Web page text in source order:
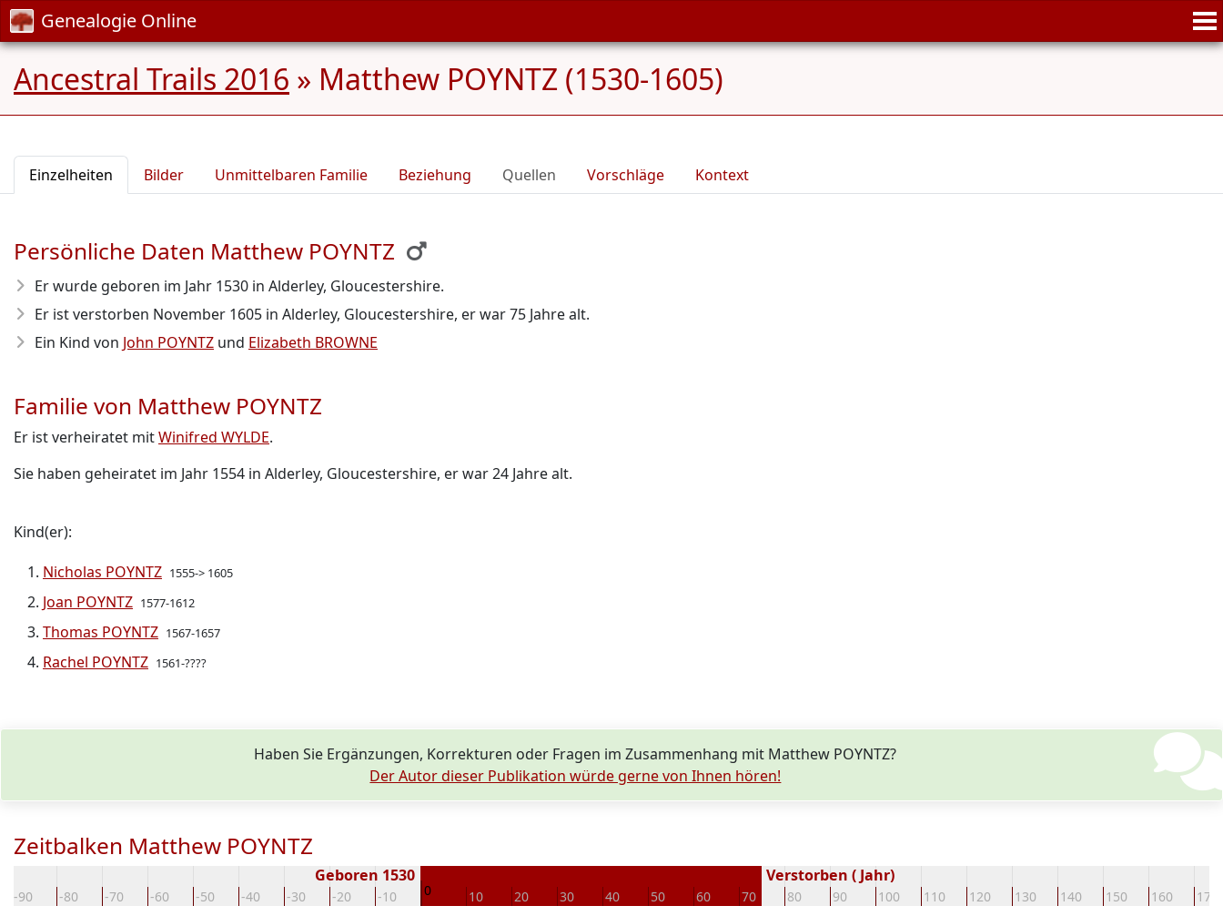
Genealogie Online
Ancestral Trails 2016 » Matthew POYNTZ (1530-1605)
Einzelheiten Bilder Unmittelbaren Familie Beziehung Quellen Vorschläge Kontext
Persönliche Daten Matthew POYNTZ
Er wurde geboren im Jahr 1530 in Alderley, Gloucestershire.
Er ist verstorben November 1605 in Alderley, Gloucestershire, er war 75 Jahre alt.
Ein Kind von John POYNTZ und Elizabeth BROWNE
Familie von Matthew POYNTZ
Er ist verheiratet mitWinifred WYLDE.
Sie haben geheiratet im Jahr 1554 in Alderley, Gloucestershire, er war 24 Jahre alt.
Kind(er):
Nicholas POYNTZ 1555-> 1605
Joan POYNTZ 1577-1612
Thomas POYNTZ 1567-1657
Rachel POYNTZ 1561-????
Haben Sie Ergänzungen, Korrekturen oder Fragen im Zusammenhang mit Matthew POYNTZ?
Der Autor dieser Publikation würde gerne von Ihnen hören!
Zeitbalken Matthew POYNTZ
-90 -80 -70 -60 -50 -40 -30 -20 -10 0 10 20 30 40 50 60 70 80 90 100 110 120 130 140 150 160 170
Geboren 1530 Verstorben ( Jahr)